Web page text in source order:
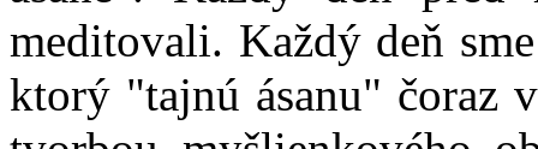
meditovali. Každý deň
ktorý "tajnú ásanu" čoraz